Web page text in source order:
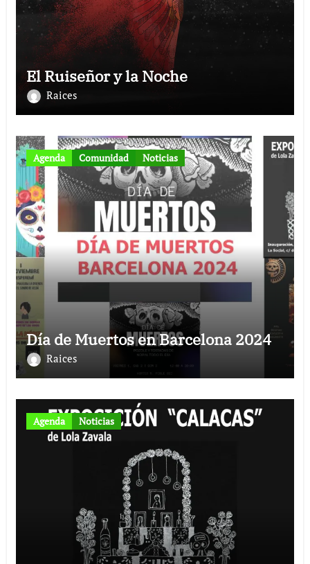
El Ruiseñor y la Noche
Raices
Agenda Comunidad Noticias
Día de Muertos en Barcelona 2024
Raices
Agenda Noticias